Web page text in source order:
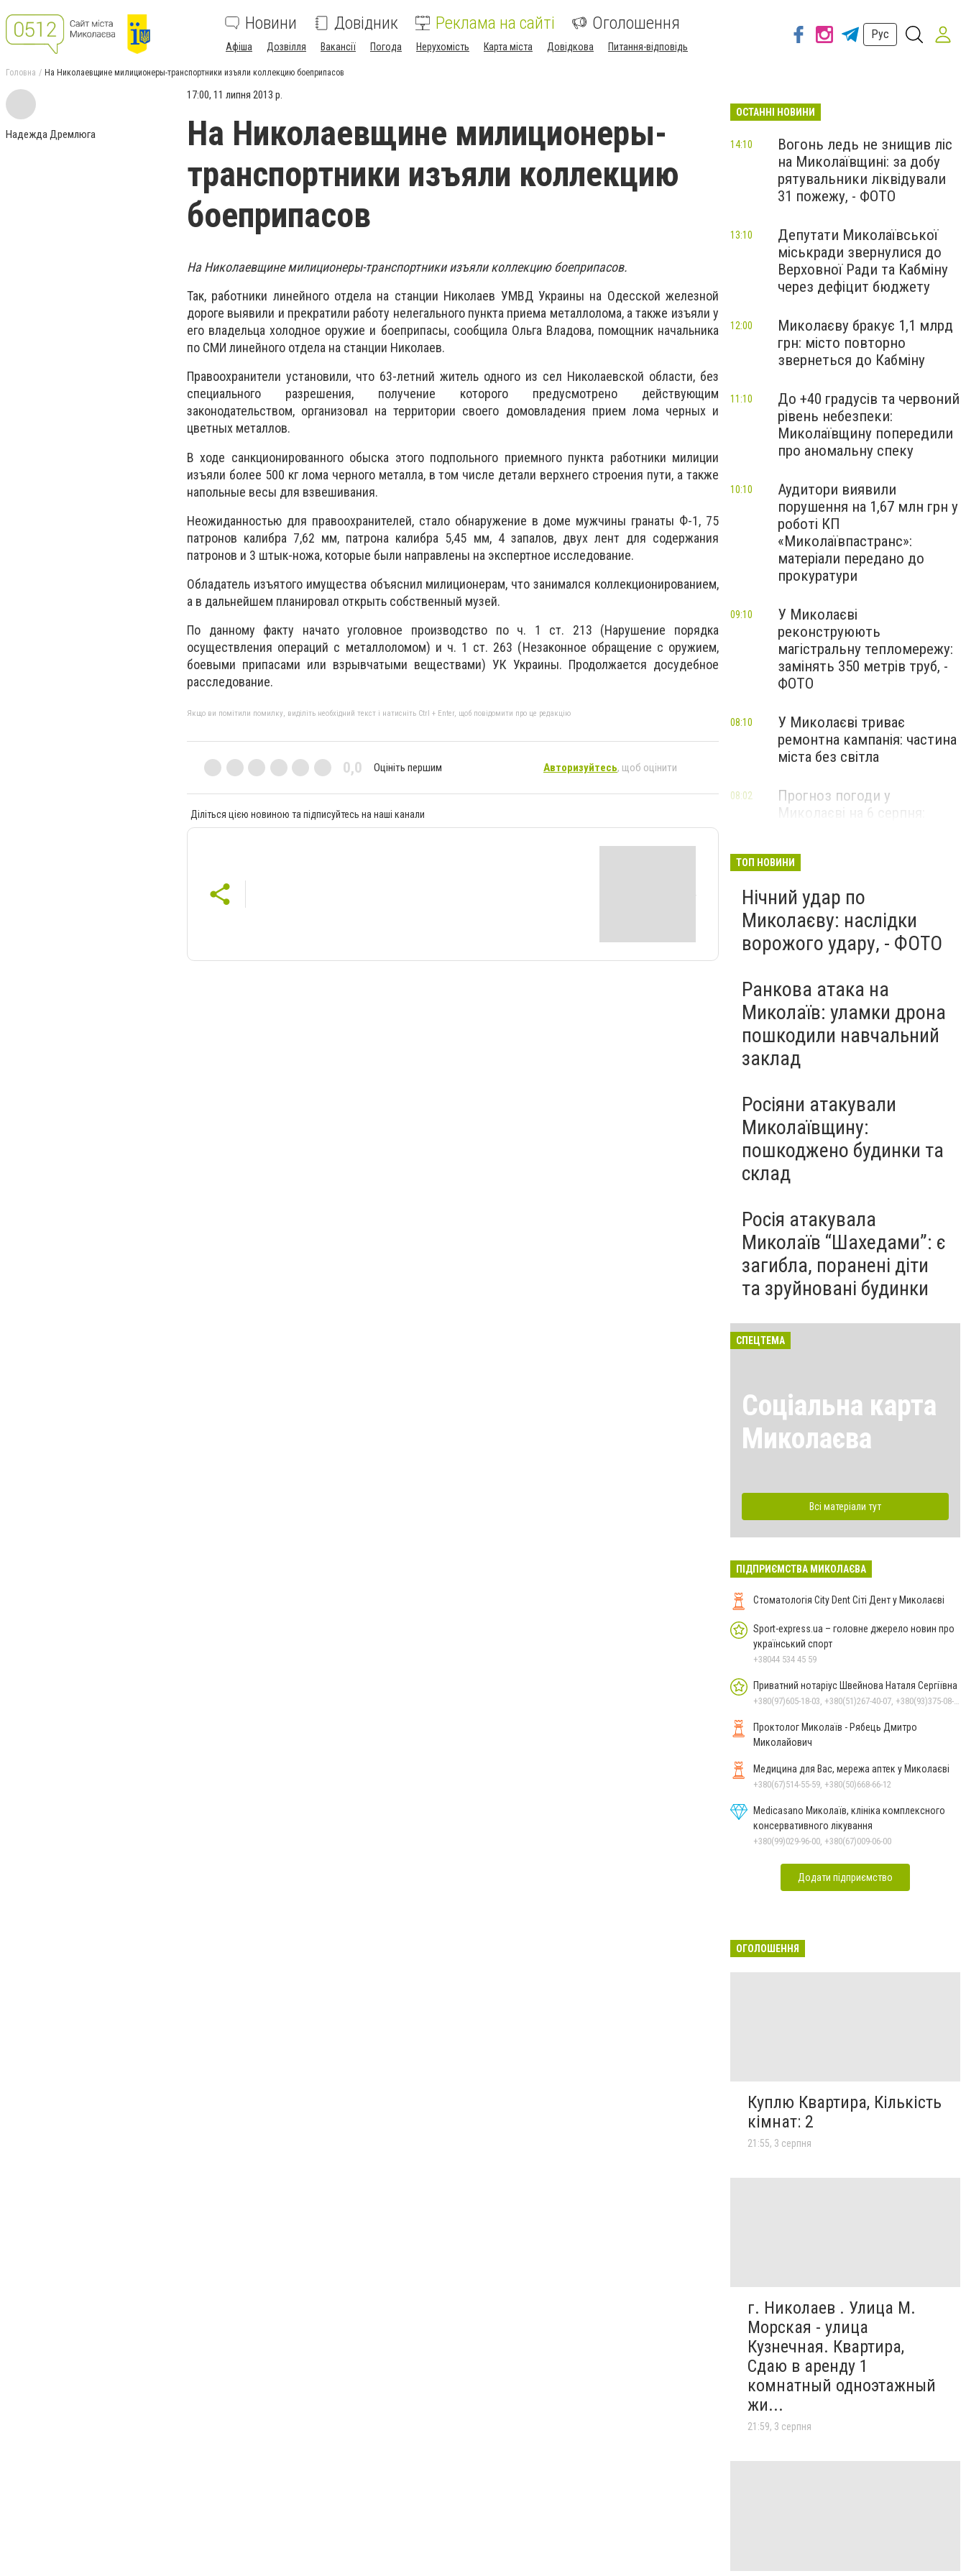
Новини Довідник Реклама на сайті Оголошення
Афіша Дозвілля Вакансії Погода Нерухомість Карта міста Довідкова Питання-відповідь
Рус
Головна На Николаевщине милиционеры-транспортники изъяли коллекцию боеприпасов
Надежда Дремлюга
17:00, 11 липня 2013 р.
На Николаевщине милиционеры-
транспортники изъяли коллекцию
боеприпасов
На Николаевщине милиционеры-транспортники изъяликоллекцию боеприпасов.
Так, работники линейного отдела на станции Николаев УМВД Украины на Одесской железной
дороге выявили и прекратили работу нелегального пункта приема металлолома, а также изъяли у
его владельца холодное оружие и боеприпасы, сообщила Ольга Владова, помощник начальника
по СМИ линейного отдела на станции Николаев.
Правоохранители установили, что 63-летний житель одного из сел Николаевской области, без
специального разрешения, получение которого предусмотрено действующим
законодательством, организовал на территории своего домовладения прием лома черных и
цветных металлов.
В ходе санкционированного обыска этого подпольного приемного пункта работники милиции
изъяли более 500 кг лома черного металла, в том числе детали верхнего строения пути, а также
напольные весы для взвешивания.
Неожиданностью для правоохранителей,стало обнаружение в доме мужчины гранаты Ф-1, 75
патронов калибра 7,62 мм, патрона калибра 5,45 мм, 4 запалов, двух лент для содержания
патронов и 3 штык-ножа, которые были направлены на экспертное исследование.
Обладатель изъятого имущества объяснил милиционерам, что занимался коллекционированием,
а в дальнейшем планировал открыть собственный музей.
По данному факту начато уголовное производство по ч. 1 ст. 213 (Нарушение порядка
осуществления операций с металлоломом) и ч. 1 ст. 263 (Незаконное обращение с оружием,
боевыми припасами или взрывчатыми веществами) УК Украины. Продолжается досудебное
расследование.
Якщо ви помітили помилку, виділіть необхідний текст і натисніть Ctrl + Enter, щоб повідомити про це редакцію
0,0 Оцініть першим Авторизуйтесь, щоб оцінити
Діліться цією новиною та підписуйтесь на наші канали
ОСТАННІ НОВИНИ
Вогонь ледь не знищив ліс
на Миколаївщині: за добу
рятувальники ліквідували
31 пожежу, - ФОТО
14:10
Депутати Миколаївської
міськради звернулися до
Верховної Ради та Кабміну
через дефіцит бюджету
13:10
Миколаєву бракує 1,1 млрд
грн: місто повторно
звернеться до Кабміну
12:00
До +40 градусів та червоний
рівень небезпеки:
Миколаївщину попередили
про аномальну спеку
11:10
Аудитори виявили
порушення на 1,67 млн грн у
роботі КП
«Миколаївпастранс»:
матеріали передано до
прокуратури
10:10
У Миколаєві
реконструюють
магістральну тепломережу:
замінять 350 метрів труб, -
ФОТО
09:10
У Миколаєві триває
ремонтна кампанія: частина
міста без світла
08:10
Прогноз погоди у
Миколаєві на 6 серпня:
08:02
ТОП НОВИНИ
Нічний удар по
Миколаєву: наслідки
ворожого удару, - ФОТО
Ранкова атака на
Миколаїв: уламки дрона
пошкодили навчальний
заклад
Росіяни атакували
Миколаївщину:
пошкоджено будинки та
склад
Росія атакувала
Миколаїв “Шахедами”: є
загибла, поранені діти
та зруйновані будинки
СПЕЦТЕМА
Соціальна карта
Миколаєва
Всі матеріали тут
ПІДПРИЄМСТВА МИКОЛАЄВА
Стоматологія City Dent Сіті Дент у Миколаєві
Sport-express.ua – головне джерело новин про
український спорт
+38044 534 45 59
Приватний нотаріус Швейнова Наталя Сергіївна
Проктолог Миколаїв - Рябець Дмитро
Миколайович
Медицина для Вас, мережа аптек у Миколаєві
+380(67)514-55-59, +380(50)668-66-12
Medicasano Миколаїв, клініка комплексного
консервативного лікування
+380(99)029-96-00, +380(67)009-06-00
Додати підприємство
ОГОЛОШЕННЯ
Куплю Квартира, Кількість
кімнат: 2
21:55, 3 серпня
г. Николаев . Улица М.
Морская - улица
Кузнечная. Квартира,
Сдаю в аренду 1
комнатный одноэтажный
жи...
21:59, 3 серпня